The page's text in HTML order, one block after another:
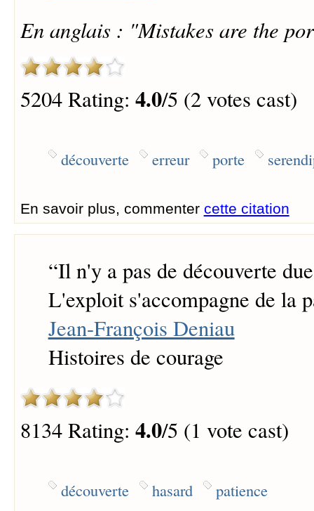
En anglais : "Mistakes are the
5204 Rating: 4.0/5 (2 votes cast)
découverte erreur porte
En savoir plus, commenter cette citation
“Il n'y a pas de découverte
L'exploit s'accompagne de la
Jean-François Deniau
Histoires de courage
8134 Rating: 4.0/5 (1 vote cast)
découverte hasard patience